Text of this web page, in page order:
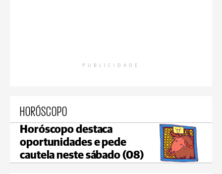
PUBLICIDADE
HORÓSCOPO
Horóscopo destaca
oportunidades e pede
cautela neste sábado (08)